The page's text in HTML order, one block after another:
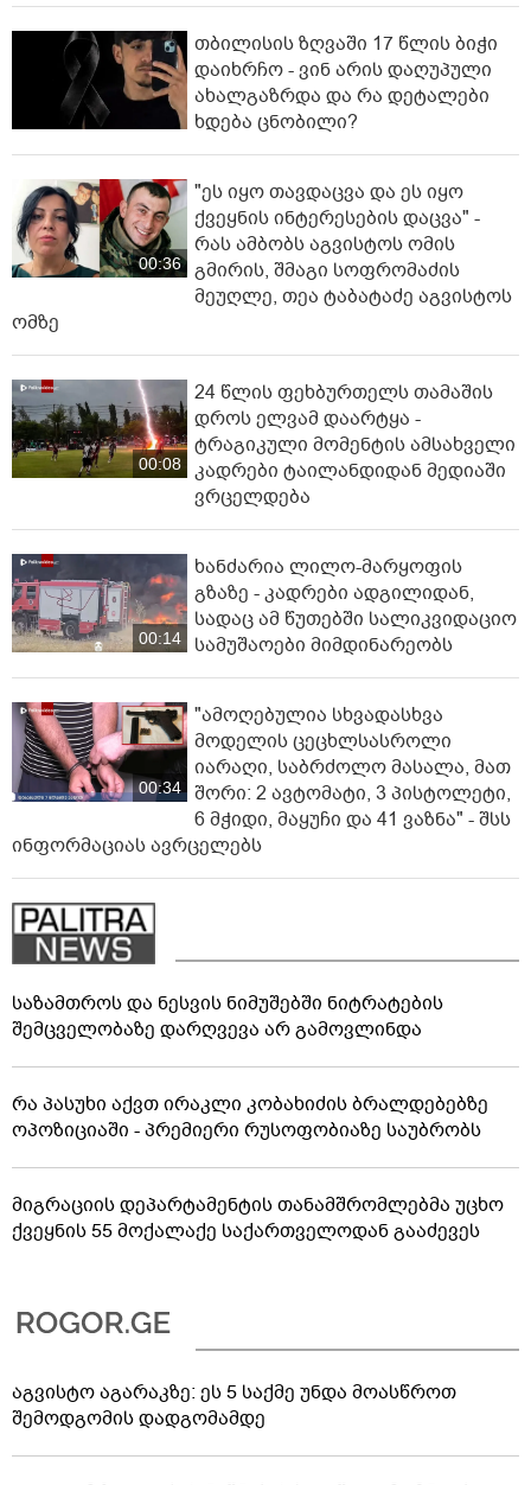
თბილისის ზღვაში 17 წლის ბიჭი
დაიხრჩო - ვინ არის დაღუპული
ახალგაზრდა და რა დეტალები
ხდება ცნობილი?
00:36
"ეს იყო თავდაცვა და ეს იყო
ქვეყნის ინტერესების დაცვა" -
რას ამბობს აგვისტოს ომის
გმირის, შმაგი სოფრომაძის
მეუღლე, თეა ტაბატაძე აგვისტოს
ომზე
00:08
24 წლის ფეხბურთელს თამაშის
დროს ელვამ დაარტყა -
ტრაგიკული მომენტის ამსახველი
კადრები ტაილანდიდან მედიაში
ვრცელდება
00:14
ხანძარია ლილო-მარყოფის
გზაზე - კადრები ადგილიდან,
სადაც ამ წუთებში სალიკვიდაციო
სამუშაოები მიმდინარეობს
00:34
"ამოღებულია სხვადასხვა
მოდელის ცეცხლსასროლი
იარაღი, საბრძოლო მასალა, მათ
შორი: 2 ავტომატი, 3 პისტოლეტი,
6 მჭიდი, მაყუჩი და 41 ვაზნა" - შსს
ინფორმაციას ავრცელებს
საზამთროს და ნესვის ნიმუშებში ნიტრატების
შემცველობაზე დარღვევა არ გამოვლინდა
რა პასუხი აქვთ ირაკლი კობახიძის ბრალდებებზე
ოპოზიციაში - პრემიერი რუსოფობიაზე საუბრობს
მიგრაციის დეპარტამენტის თანამშრომლებმა უცხო
ქვეყნის 55 მოქალაქე საქართველოდან გააძევეს
აგვისტო აგარაკზე: ეს 5 საქმე უნდა მოასწროთ
შემოდგომის დადგომამდე